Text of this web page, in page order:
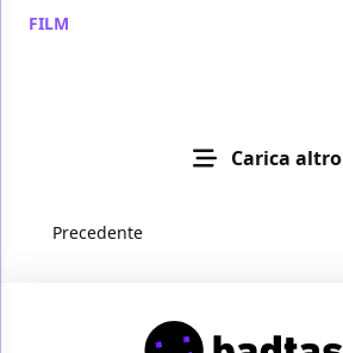
FILM
Carica altro
Precedente